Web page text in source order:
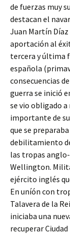
de fuerzas muy
destacan el
Juan Martín Díaz
aportación al
tercera y última
española
consecuencias
guerra se inició
se vio obligado
importante de
que se
debilitamiento
las tropas
Wellington.
ejército inglés
En uníón con
Talavera de la
iniciaba una
recuperar